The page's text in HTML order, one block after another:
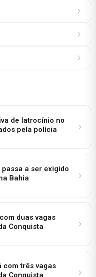
de latrocínio no
pela polícia
a ser exigido
Bahia
duas vagas
Conquista
com três vagas
Conquista